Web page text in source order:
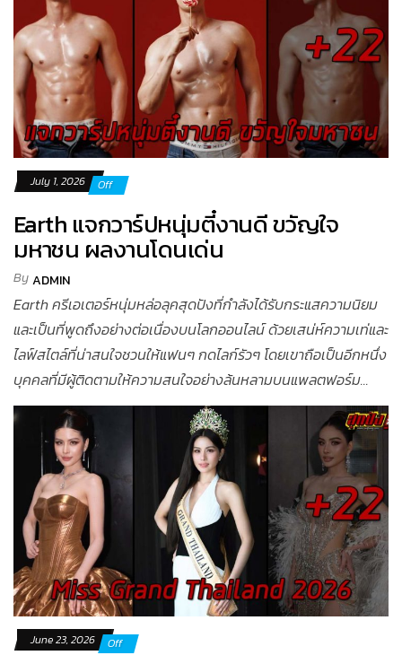
July 1, 2026 Off
Earth แจกวาร์ปหนุ่มตี๋งานดี ขวัญใจ
มหาชน ผลงานโดนเด่น
ByADMIN
Earth ครีเอเตอร์หนุ่มหล่อลุคสุดปังที่กำลังได้รับกระแสความนิยม
และเป็นที่พูดถึงอย่างต่อเนื่องบนโลกออนไลน์ ด้วยเสน่ห์ความเท่และ
ไลฟ์สไตล์ที่น่าสนใจชวนให้แฟนๆ กดไลก์รัวๆ โดยเขาถือเป็นอีกหนึ่ง
บุคคลที่มีผู้ติดตามให้ความสนใจอย่างล้นหลามบนแพลตฟอร์ม...
June 23, 2026 Off